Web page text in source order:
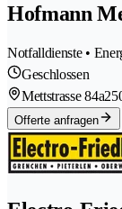
Hofmann
Notfalldienste •
Geschlossen
Mettstrasse 84a
Offerte anfragen